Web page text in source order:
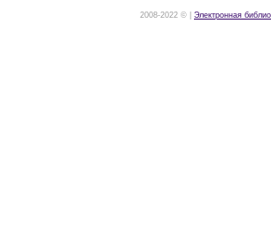
2008-2022 © | Электронная